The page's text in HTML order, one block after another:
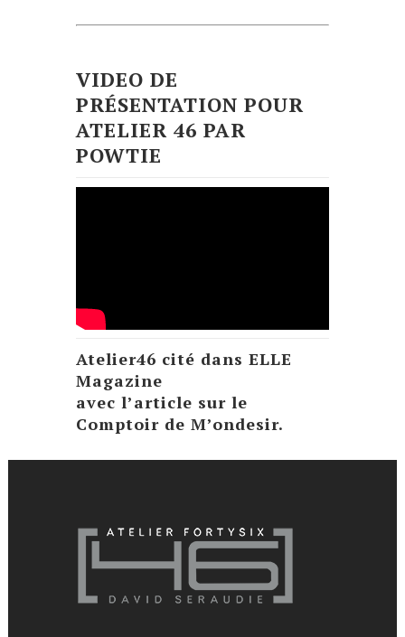
VIDEO DE
PRÉSENTATION POUR
ATELIER 46 PAR
POWTIE
Atelier46 cité dans ELLE
Magazine
avec l’article sur le
Comptoir de M’ondesir.